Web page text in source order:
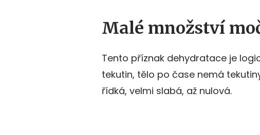
Malé množství
Tento příznak dehydratace je
tekutin, tělo po čase nemá
řídká, velmi slabá, až nulová.